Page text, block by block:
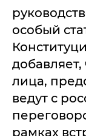
особый
лица,
ведут с
рамках